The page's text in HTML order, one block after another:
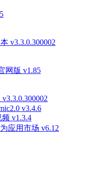
v3.3.0.300002
网版 v1.85
v3.4.6
v1.3.4
应用市场 v6.12